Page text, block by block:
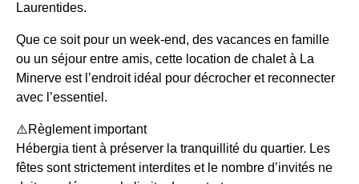
Laurentides.
Que ce soit pour un week-end, des vacances en famille
ou un séjour entre amis, cette location de chalet à La
Minerve est l’endroit idéal pour décrocher et reconnecter
avec l’essentiel.
⚠️Règlement important
Hébergia tient à préserver la tranquillité du quartier. Les
fêtes sont strictement interdites et le nombre d’invités ne